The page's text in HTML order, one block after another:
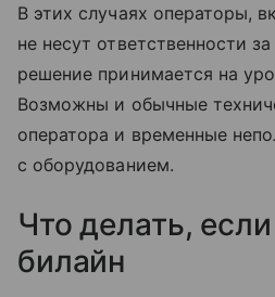
В этих случаях операторы,
не несут ответственности
решение принимается на
Возможны и обычные
оператора и временные
с оборудованием.
Что делать,
билайн